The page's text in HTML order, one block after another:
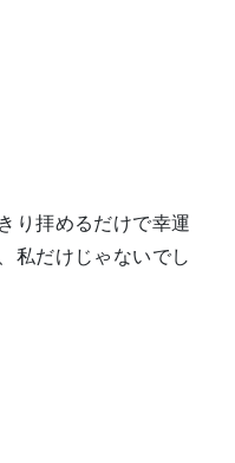
り拝めるだけで幸運
私だけじゃないでし